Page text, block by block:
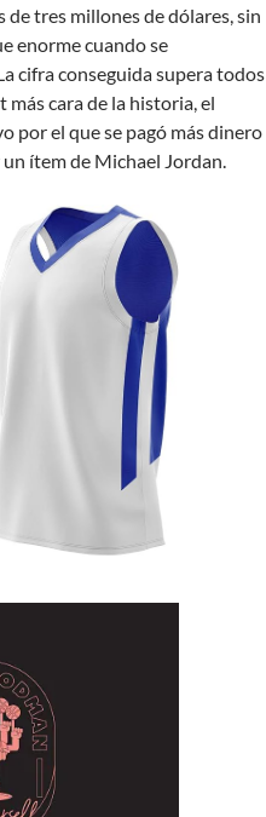
de tres millones de dólares, sin
enorme cuando se
cifra conseguida supera todos
más cara de la historia, el
por el que se pagó más dinero
ítem de Michael Jordan.